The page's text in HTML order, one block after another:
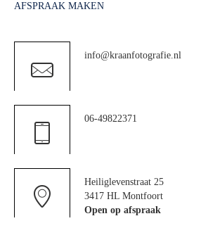
AFSPRAAK MAKEN
info@kraanfotografie.nl
06-49822371
Heiliglevenstraat 25
3417 HL Montfoort
Open op afspraak